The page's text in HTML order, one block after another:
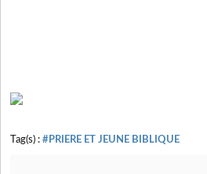
Tag(s) : #PRIERE ET JEUNE BIBLIQUE